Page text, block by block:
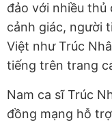
đảo với nhiều thủ
cảnh giác, người
Việt như Trúc
tiếng trên trang
Nam ca sĩ Trúc
đồng mạng hỗ